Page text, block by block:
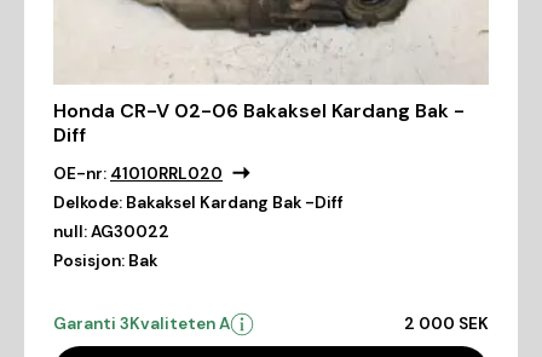
Honda CR-V 02-06 Bakaksel Kardang Bak -
Diff
OE-nr: 41010RRL020
Delkode: Bakaksel Kardang Bak -Diff
null:AG30022
Posisjon: Bak
Garanti 3Kvaliteten A 2 000 SEK